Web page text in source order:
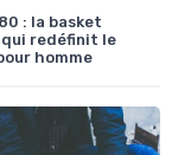
: la basket
redéfinit le
homme